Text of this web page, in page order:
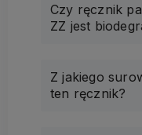
Czy ręcznik
ZZ jest
Z jakiego
ten ręcznik?